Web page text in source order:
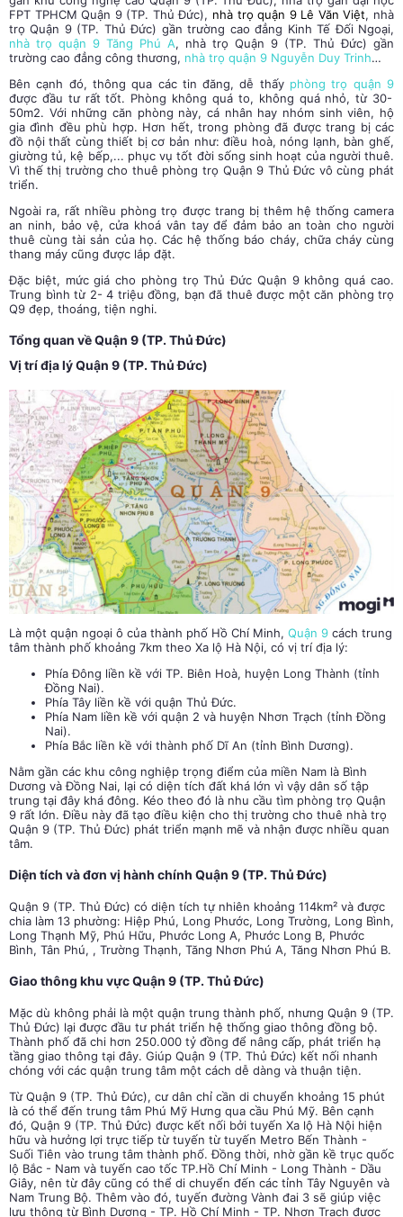
FPT TPHCMQuận 9 (TP. Thủ Đức), nhà trọ quận 9 Lê Văn Việt, nhà
trọQuận 9 (TP. Thủ Đức) gần trường cao đẳng Kinh Tế Đối Ngoại,
nhà trọ quận 9 Tăng Phú A, nhà trọ Quận 9 (TP. Thủ Đức) gần
trường cao đẳng công thương, nhà trọ quận 9 Nguyễn Duy Trinh…
Bên cạnh đó, thông qua các tin đăng, dễ thấy phòng trọ quận 9
được đầu tư rất tốt. Phòng không quá to, không quá nhỏ, từ 30-
50m2. Với những căn phòng này, cá nhân hay nhóm sinh viên, hộ
gia đình đều phù hợp. Hơn hết, trong phòng đã được trang bị các
đồ nội thất cùng thiết bị cơ bản như: điều hoà, nóng lạnh, bàn ghế,
giường tủ, kệ bếp,... phục vụ tốt đời sống sinh hoạt của người thuê.
Vì thế thị trường cho thuê phòng trọ Quận 9 Thủ Đức vô cùng phát
triển.
Ngoài ra, rất nhiều phòng trọ được trang bị thêm hệ thống camera
an ninh, bảo vệ, cửa khoá vân tay để đảm bảo an toàn cho người
thuê cùng tài sản của họ. Các hệ thống báo cháy, chữa cháy cùng
thang máy cũng được lắp đặt.
Đặc biệt, mức giá cho phòng trọ Thủ Đức Quận 9 không quá cao.
Trung bình từ 2- 4 triệu đồng, bạn đã thuê được một căn phòng trọ
Q9 đẹp, thoáng, tiện nghi.
Tổng quan về Quận 9 (TP. Thủ Đức)
Vị trí địa lýQuận 9 (TP. Thủ Đức)
Là một quận ngoại ô của thành phố Hồ Chí Minh, Quận 9 cách trung
tâm thành phố khoảng 7km theo Xa lộ Hà Nội, có vị trí địa lý:
Phía Đông liền kề với TP. Biên Hoà, huyện Long Thành (tỉnh
Đồng Nai).
Phía Tây liền kề với quận Thủ Đức.
Phía Nam liền kề với quận 2 và huyện Nhơn Trạch (tỉnh Đồng
Nai).
Phía Bắc liền kề với thành phố Dĩ An (tỉnh Bình Dương).
Nằm gần các khu công nghiệp trọng điểm của miền Nam là Bình
Dương và Đồng Nai, lại có diện tích đất khá lớn vì vậy dân số tập
trung tại đây khá đông. Kéo theo đó là nhu cầu tìm phòng trọ Quận
9 rất lớn. Điều này đã tạo điều kiện cho thị trường cho thuê nhà trọ
Quận 9 (TP. Thủ Đức) phát triển mạnh mẽ và nhận được nhiều quan
tâm.
Diện tích và đơn vị hành chính Quận 9 (TP. Thủ Đức)
Quận 9 (TP. Thủ Đức) có diện tích tự nhiên khoảng 114km² và được
chia làm 13 phường: Hiệp Phú, Long Phước, Long Trường, Long Bình,
Long Thạnh Mỹ, Phú Hữu, Phước Long A, Phước Long B, Phước
Bình, Tân Phú, , Trường Thạnh, Tăng Nhơn Phú A, Tăng Nhơn Phú B.
Giao thông khu vực Quận 9 (TP. Thủ Đức)
Mặc dù không phải là một quận trung thành phố, nhưng Quận 9 (TP.
Thủ Đức) lại được đầu tư phát triển hệ thống giao thông đồng bộ.
Thành phố đã chi hơn 250.000 tỷ đồng để nâng cấp, phát triển hạ
tầng giao thông tại đây. Giúp Quận 9 (TP. Thủ Đức) kết nối nhanh
chóng với các quận trung tâm một cách dễ dàng và thuận tiện.
Từ Quận 9 (TP. Thủ Đức), cư dân chỉ cần di chuyển khoảng 15 phút
là có thể đến trung tâm Phú Mỹ Hưng qua cầu Phú Mỹ. Bên cạnh
đó, Quận 9 (TP. Thủ Đức) được kết nối bởi tuyến Xa lộ Hà Nội hiện
hữu và hưởng lợi trực tiếp từ tuyến từ tuyến Metro Bến Thành -
Suối Tiên vào trung tâm thành phố. Đồng thời, nhờ gần kề trục quốc
lộ Bắc - Nam và tuyến cao tốc TP.Hồ Chí Minh - Long Thành - Dầu
Giây, nên từ đây cũng có thể di chuyển đến các tỉnh Tây Nguyên và
Nam Trung Bộ. Thêm vào đó, tuyến đường Vành đai 3 sẽ giúp việc
lưu thông từ Bình Dương - TP. Hồ Chí Minh - TP. Nhơn Trạch được